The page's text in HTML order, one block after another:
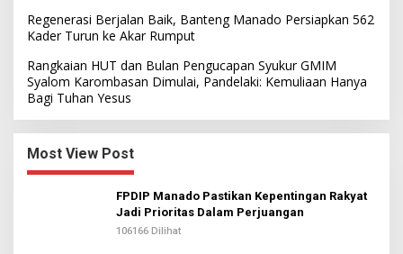
Regenerasi Berjalan Baik, Banteng Manado Persiapkan 562
Kader Turun ke Akar Rumput
Rangkaian HUT dan Bulan Pengucapan Syukur GMIM
Syalom Karombasan Dimulai, Pandelaki: Kemuliaan Hanya
Bagi Tuhan Yesus
Most View Post
FPDIP Manado Pastikan Kepentingan Rakyat
Jadi Prioritas Dalam Perjuangan
106166 Dilihat